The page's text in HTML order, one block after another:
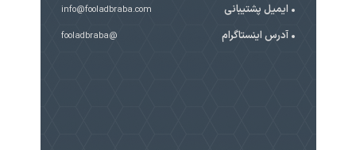
ایمیل پشتیبانی info@fooladbraba.com
آدرس اینستاگرام @fooladbraba